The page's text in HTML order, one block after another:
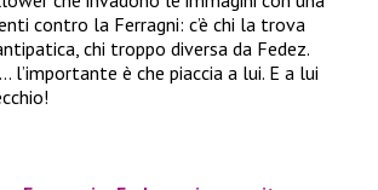
contro la Ferragni: c’è chi la trova
chi troppo diversa da Fedez.
l’importante è che piaccia a lui. E a lui